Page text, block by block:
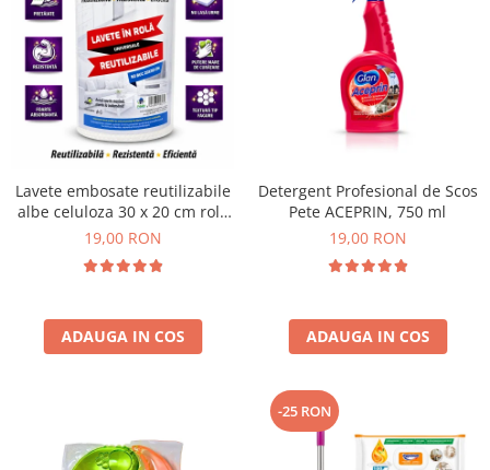
Igiena Orala
Make-up
Fond de ten
Rujuri
Plasturi
Sampon
Sare de baie
Servetele Umede
Lavete embosate reutilizabile
albe celuloza 30 x 20 cm rola
50 bucati
19,00 RON
ADAUGA IN COS
Detergent Profesional de Scos
Pete ACEPRIN, 750 ml
19,00 RON
ADAUGA IN COS
-25 RON